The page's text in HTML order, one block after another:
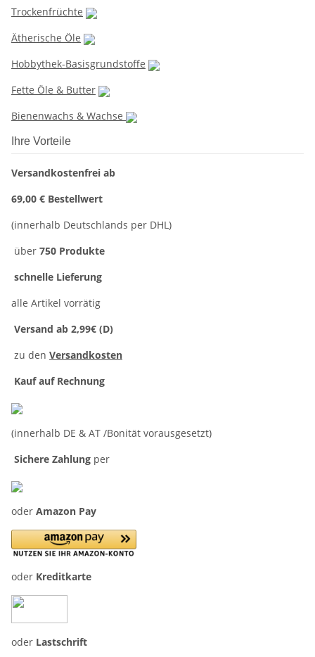
Trockenfrüchte
Ätherische Öle
Hobbythek-Basisgrundstoffe
Fette Öle & Butter
Bienenwachs & Wachse
Ihre Vorteile
Versandkostenfrei ab
69,00 € Bestellwert
(innerhalb Deutschlands per DHL)
über 750 Produkte
schnelle Lieferung
alle Artikel vorrätig
Versand ab 2,99€ (D)
zu den Versandkosten
Kauf auf Rechnung
(innerhalb DE & AT /Bonität vorausgesetzt)
Sichere Zahlung per
oder Amazon Pay
oder Kreditkarte
oder Lastschrift